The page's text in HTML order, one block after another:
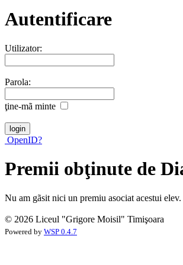
Autentificare
Utilizator:
Parola:
ţine-mã minte
OpenID?
Premii obţinute de
Nu am gãsit nici un premiu asociat acestui elev.
© 2026 Liceul "Grigore Moisil" Timişoara
Powered by WSP 0.4.7